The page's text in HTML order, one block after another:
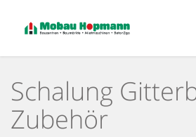
Schalung
Zubehör